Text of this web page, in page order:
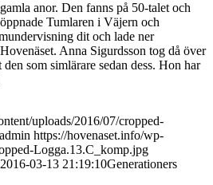
anor. Den fanns på 50-talet och
Tumlaren i Väjern och
dit och lade ner
Anna Sigurdsson tog då över
som simlärare sedan dess. Hon har
uploads/2016/07/cropped-
admin https://hovenaset.info/wp-
Logga.13.C_komp.jpg
2016-03-13 21:19:10Generationers